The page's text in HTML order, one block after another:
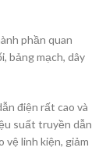
phần quan
bảng mạch, dây
điện rất cao và
suất truyền dẫn
vệ linh kiện, giảm